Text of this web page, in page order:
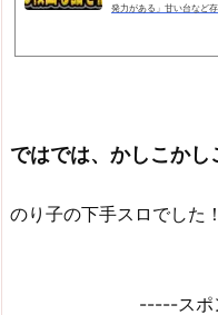
発力がある」甘い台など
ではでは、かしこかし
のり子の下手スロでした！
-----スポ